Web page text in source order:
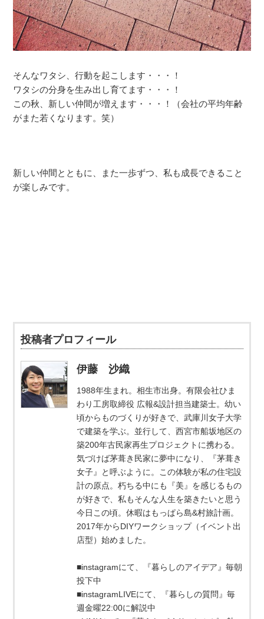
そんなワタシ、行動を起こします・・・！
ワタシの分身を生み出し育てます・・・！
この秋、新しい仲間が増えます・・・！（会社の平均年齢
がまた若くなります。笑）
新しい仲間とともに、また一歩ずつ、私も成長できること
が楽しみです。
投稿者プロフィール
伊藤 沙織
1988年生まれ。相生市出身。有限会社ひま
わり工房取締役 広報&設計担当建築士。幼い
頃からものづくりが好きで、武庫川女子大学
で建築を学ぶ。並行して、西宮市船坂地区の
築200年古民家再生プロジェクトに携わる。
気づけば茅葺き民家に夢中になり、『茅葺き
女子』と呼ぶように。この体験が私の住宅設
計の原点。朽ちる中にも『美』を感じるもの
が好きで、私もそんな人生を築きたいと思う
今日この頃。休暇はもっぱら島&村旅計画。
2017年からDIYワークショップ（イベント出
店型）始めました。
■instagramにて、『暮らしのアイデア』毎朝
投下中
■instagramLIVEにて、『暮らしの質問』毎
週金曜22:00に解説中